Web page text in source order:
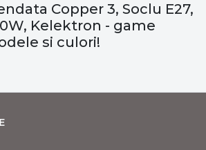
Copper 3, Soclu E27,
Kelektron - game
si culori!